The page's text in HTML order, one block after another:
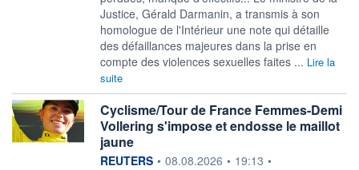
Justice, Gérald Darmanin, a transmis à son
homologue de l'Intérieur une note qui détaille
des défaillances majeures dans la prise en
compte des violences sexuelles faites ... Lire la
suite
Cyclisme/Tour de France Femmes-Demi
Vollering s'impose et endosse le maillot
jaune
information fournie par
REUTERS • 08.08.2026 • 19:13 •